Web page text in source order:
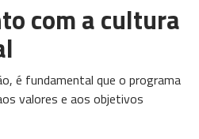
com a cultura
é fundamental que o programa
valores e aos objetivos